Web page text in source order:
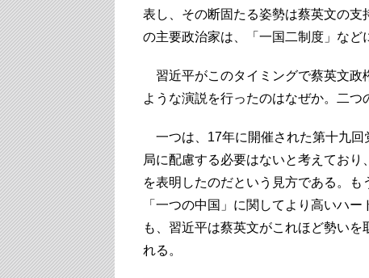
表し、その断固たる姿勢は蔡英文の
の主要政治家は、「一国二制度」など
習近平がこのタイミングで蔡英文政
ような演説を行ったのはなぜか。二つ
一つは、17年に開催された第十九回
局に配慮する必要はないと考えてお
を表明したのだという見方である。も
「一つの中国」に関してより高いハ
も、習近平は蔡英文がこれほど勢い
れる。